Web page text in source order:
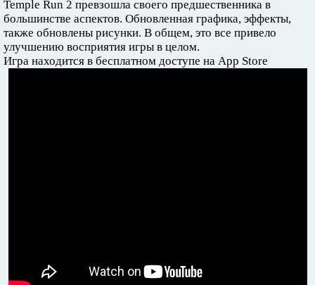
Temple Run 2 превзошла своего предшественника в
большинстве аспектов. Обновленная графика, эффекты,
также обновлены рисунки. В общем, это все привело
улучшению восприятия игры в целом.
Игра находится в бесплатном доступе на App Store